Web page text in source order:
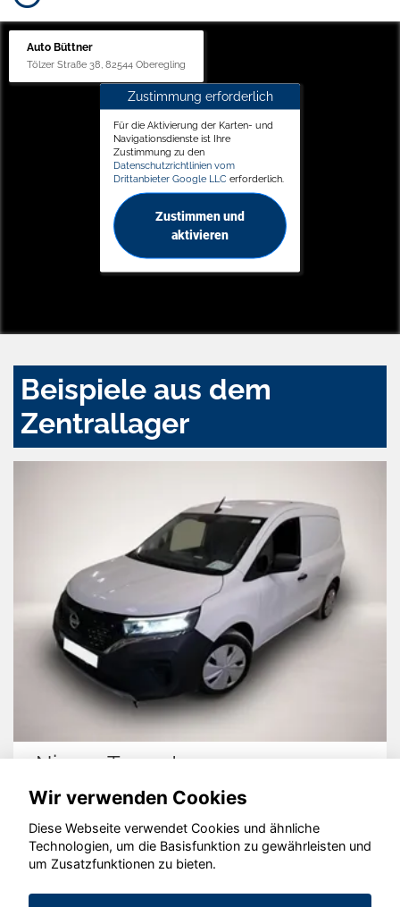
Auto Büttner
Tölzer Straße 38, 82544 Oberegling
Zustimmung erforderlich
Für die Aktivierung der Karten- und
Navigationsdienste ist Ihre
Zustimmung zu den
Datenschutzrichtlinien vom
Drittanbieter Google LLC erforderlich.
Zustimmen und
aktivieren
Beispiele aus dem
Zentrallager
Volkswagen T-Cross
© konjunkturmotor.de GmbH 2020 - 2026
Wir verwenden Cookies
Diese Webseite verwendet Cookies und ähnliche
Technologien, um die Basisfunktion zu gewährleisten und
um Zusatzfunktionen zu bieten.